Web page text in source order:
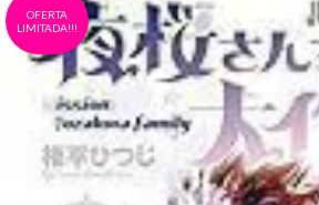
OFERTA
LIMITADA!!!